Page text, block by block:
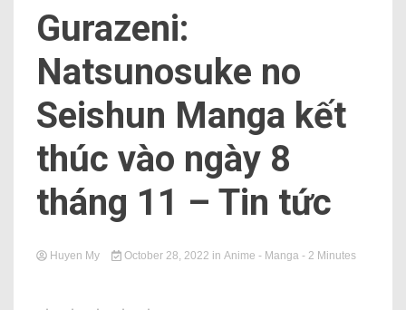
Gurazeni:
Natsunosuke no
Seishun Manga kết
thúc vào ngày 8
tháng 11 – Tin tức
Huyen My October 28, 2022 in Anime - Manga - 2 Minutes